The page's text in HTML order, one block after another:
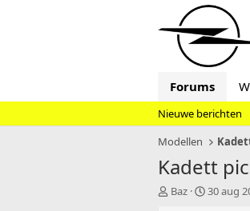
Forums
Nieuwe berichten
Modellen
Kadett
T
Baz
S
30 aug